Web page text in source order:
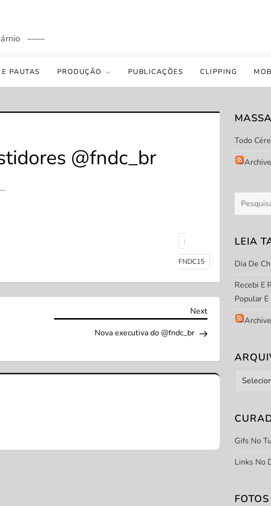
PAUTAS PRODUÇÃO PUBLICAÇÕES CLIPPING
@fndc_br
:
FNDC15
Next
Next
Nova executiva do @fndc_br
Todo
Pesquisar
por:
LEIA
Dia De
Recebi E
Popular
Arquivo
Gifs No
Links No
FOTOS